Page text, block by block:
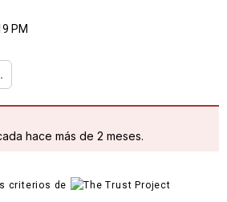
PM
hace más de 2 meses.
criterios de